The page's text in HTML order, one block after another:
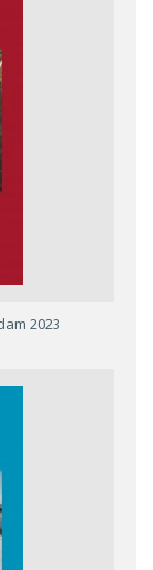
2023